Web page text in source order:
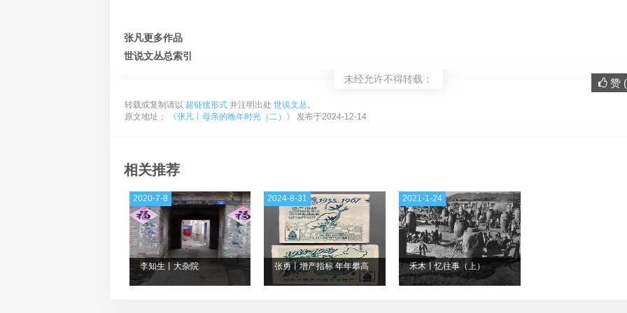
张凡更多作品
世说文丛总索引
赞 (
未经允许不得转载：
转载或复制请以 超链接形式 并注明出处 世说文丛。
原文地址：
《张凡丨母亲的晚年时光（二）》 发布于2024-12-14
相关推荐
李知生丨大杂院
2020-7-8
张勇丨增产指标 年年攀高
2024-8-31
禾木丨忆往事（上）
2021-1-24